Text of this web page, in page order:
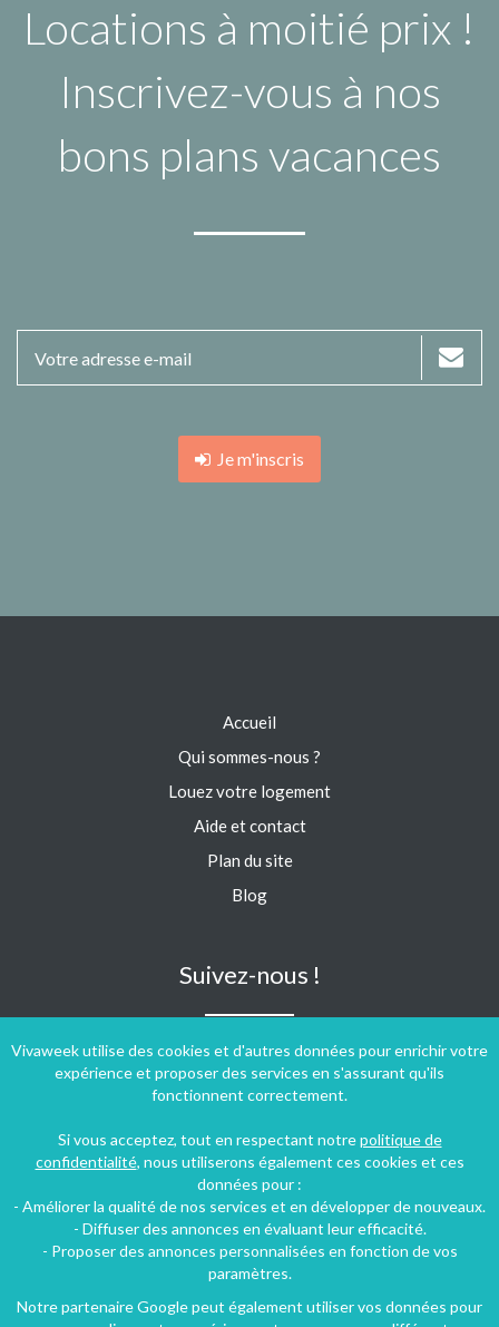
Locations à moitié prix !
Inscrivez-vous à nos
bons plans vacances
Je m'inscris
Vivaweek utilise des cookies et d'autres données pour enrichir votre
expérience et proposer des services en s'assurant qu'ils
fonctionnent correctement.
Si vous acceptez, tout en respectant notrepolitique de
confidentialité, nous utiliserons également ces cookies et ces
données pour :
- Améliorer la qualité de nos services et en développer de nouveaux.
- Diffuser des annonces en évaluant leur efficacité.
- Proposer des annonces personnalisées en fonction de vos
paramètres.
Notre partenaire Google peut également utiliser vos données pour
Accueil
Qui sommes-nous ?
Louez votre logement
Aide et contact
Plan du site
Blog
Suivez-nous !